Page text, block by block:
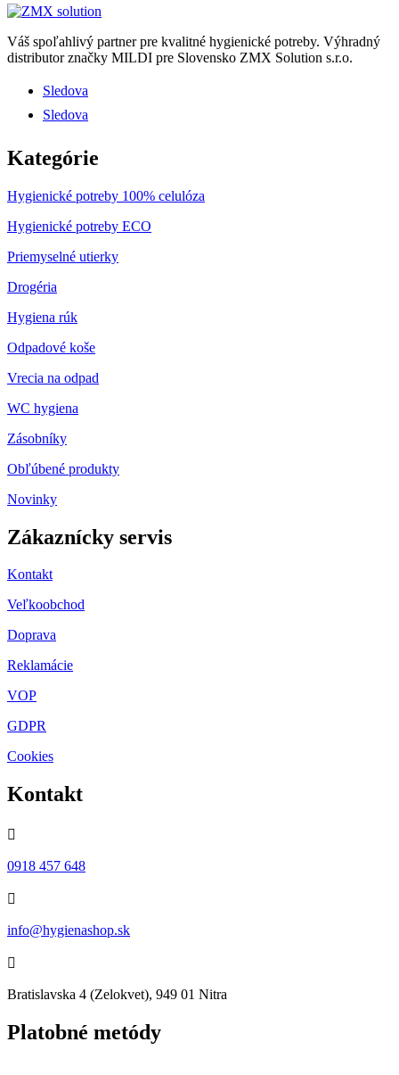
Váš spoľahlivý partner pre kvalitné hygienické potreby. Výhradný
distributor značky MILDI pre Slovensko ZMX Solution s.r.o.
Sledova
Sledova
Kategórie
Hygienické potreby 100% celulóza
Hygienické potreby ECO
Priemyselné utierky
Drogéria
Hygiena rúk
Odpadové koše
Vrecia na odpad
WC hygiena
Zásobníky
Obľúbené produkty
Novinky
Zákaznícky servis
Kontakt
Veľkoobchod
Doprava
Reklamácie
VOP
GDPR
Cookies
Kontakt

0918 457 648

info@hygienashop.sk

Bratislavska 4 (Zelokvet), 949 01 Nitra
Platobné metódy